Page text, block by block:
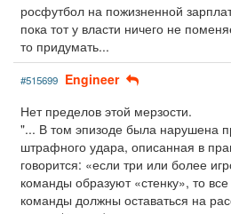
росфутбол на пожизненной
пока тот у власти ничего не
то придумать...
#515699 Engineer
Нет пределов этой мерзости.
"... В том эпизоде была нарушена
штрафного удара, описанная в
говорится: «если три или более
команды образуют «стенку», то
команды должны оставаться на